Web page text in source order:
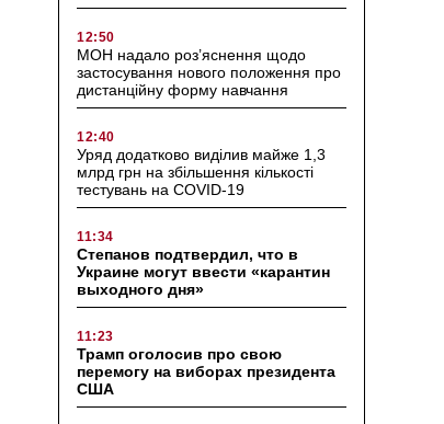
12:50
МОН надало роз’яснення щодо
застосування нового положення про
дистанційну форму навчання
12:40
Уряд додатково виділив майже 1,3
млрд грн на збільшення кількості
тестувань на COVID-19
11:34
Степанов подтвердил, что в
Украине могут ввести «карантин
выходного дня»
11:23
Трамп оголосив про свою
перемогу на виборах президента
США